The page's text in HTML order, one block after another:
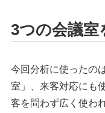
3つの会議室
今回分析に使ったの
室」、来客対応にも
客を問わず広く使わ